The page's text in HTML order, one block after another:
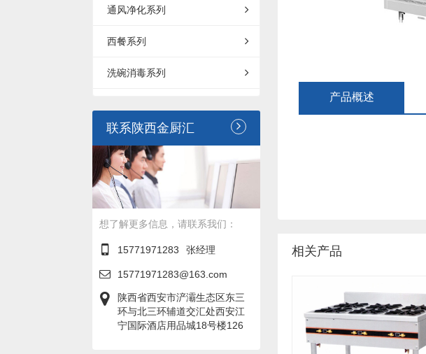
通风净化系列
西餐系列
洗碗消毒系列
联系陕西金厨汇
想了解更多信息，请联系我们：
15771971283 张经理
15771971283@163.com
陕西省西安市浐灞生态区东三
环与北三环辅道交汇处西安江
宁国际酒店用品城18号楼126
产品概述
相关产品